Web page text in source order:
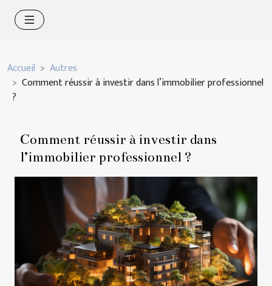
Accueil
Autres
Comment réussir à investir dans l’immobilier professionnel
?
Comment réussir à investir dans
l’immobilier professionnel ?